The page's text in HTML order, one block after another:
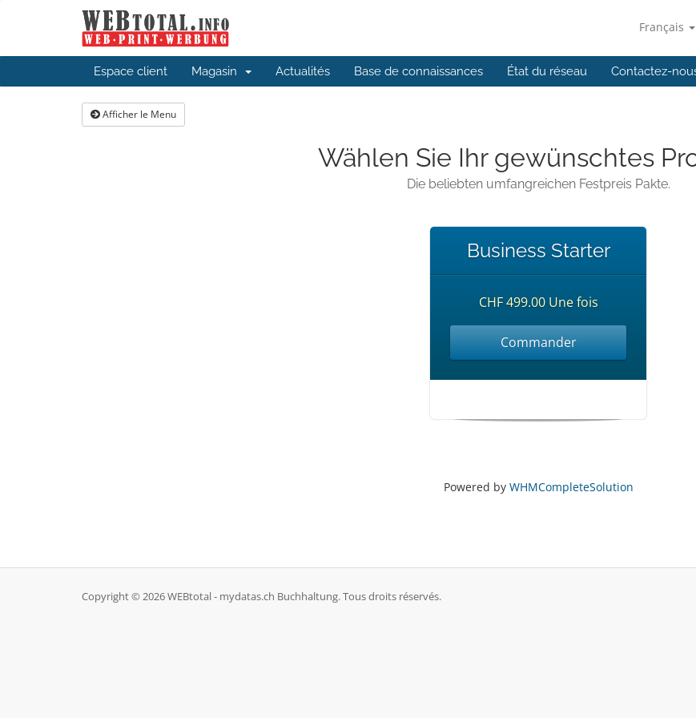
Français
Espace client Magasin Actualités Base de connaissances État du réseau Contactez-
Afficher le Menu
Wählen Sie Ihr gewünschtes
Die beliebten umfangreichen Festpreis Pakte.
Business Starter
CHF 499.00 Une fois
Commander
Powered by WHMCompleteSolution
Copyright © 2026 WEBtotal - mydatas.ch Buchhaltung. Tous droits réservés.